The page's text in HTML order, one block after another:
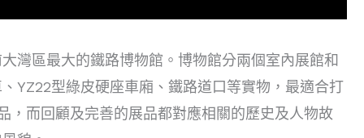
灣區最大的鐵路博物館。博物館分兩個室內展館和
YZ22型綠皮硬座車廂、鐵路道口等實物，最適合打
，而回顧及完善的展品都對應相關的歷史及人物故